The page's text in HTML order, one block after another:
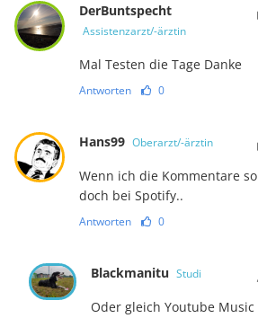
DerBuntspecht
Assistenzarzt/-ärztin
Mal Testen die Tage Danke
Antworten 0
Hans99 Oberarzt/-ärztin
Wenn ich die Kommentare
doch bei Spotify..
Antworten 0
Blackmanitu Studi
Oder gleich Youtube Music